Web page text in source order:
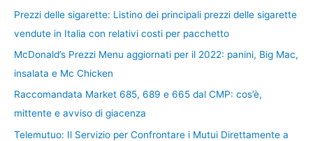
Prezzi delle sigarette: Listino dei principali prezzi delle sigarette
vendute in Italia con relativi costi per pacchetto
McDonald’s Prezzi Menu aggiornati per il 2022: panini, Big Mac,
insalata e Mc Chicken
Raccomandata Market 685, 689 e 665 dal CMP: cos’è,
mittente e avviso di giacenza
Telemutuo: Il Servizio per Confrontare i Mutui Direttamente a